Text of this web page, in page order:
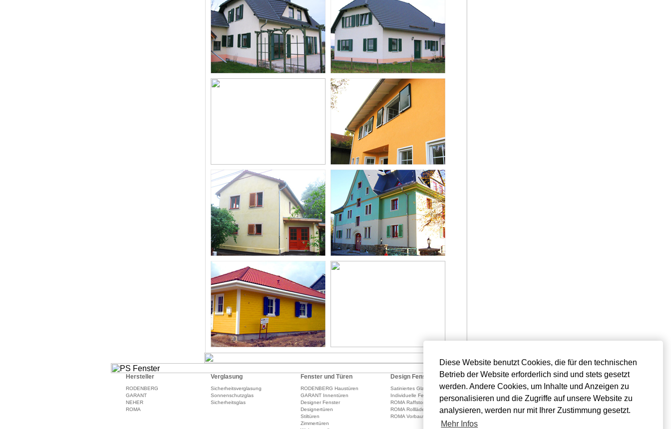
Diese Website benutzt Cookies, die für den technischen
Betrieb der Website erforderlich sind und stets gesetzt
werden. Andere Cookies, um Inhalte und Anzeigen zu
personalisieren und die Zugriffe auf unsere Website zu
analysieren, werden nur mit Ihrer Zustimmung gesetzt.
Mehr Infos
Hersteller Verglasung Fenster und Türen Design Fenster Fenster Zubehör
RODENBERG
GARANT
NEHER
ROMA
Sicherheitsverglasung
Sonnenschutzglas
Sicherheitsglas
RODENBERG Haustüren
GARANT Innentüren
Designer Fenster
Designertüren
Stiltüren
Zimmertüren
Satiniertes Glas
Individuelle Fenstergestaltung
ROMA Raffstoren
ROMA Rollläden
ROMA Vorbautextilscreens
Fensterrahmen
Natursteinfensterbänke
Holzfensterbänke
Elektrorollo